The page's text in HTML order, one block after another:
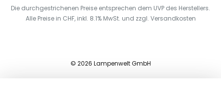
Die durchgestrichenen Preise entsprechen dem UVP des Herstellers.
Alle Preise in CHF, inkl. 8.1% MwSt. und zzgl. Versandkosten
© 2026 Lampenwelt GmbH